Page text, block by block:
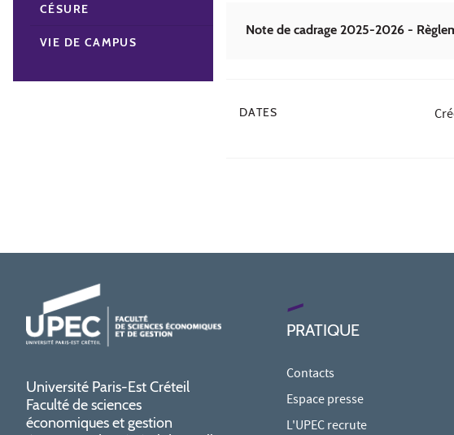
Note de cadrage 2025-2026 -
DATES
CÉSURE
VIE DE CAMPUS
Université Paris-Est Créteil
Faculté de sciences
économiques et gestion
PRATIQUE
Contacts
Espace presse
L'UPEC recrute